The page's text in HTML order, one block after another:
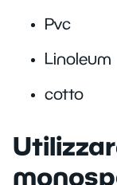
Pvc
Linoleum
cotto